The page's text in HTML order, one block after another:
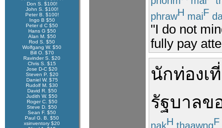
Don S. $100!
John S. $100!
Peter B. $100!
Ingo B $50
Peter d C $50
Hans G $50
Alan M. $50
Rod S. $50
Wolfgang W. $50
Bill O. $70
Ravinder S. $20
Chris S. $15
Jose D-C $20
Steven P. $20
Daniel W. $75
Rudolf M. $30
David R. $50
Judith W. $50
Roger C. $50
Steve D. $50
Sean F. $50
Paul G. B. $50
xsinventory $20
phrawH maiF
"I do not
fully pay
นักท่องเ
รัฐบาลข
nakH thaawngF